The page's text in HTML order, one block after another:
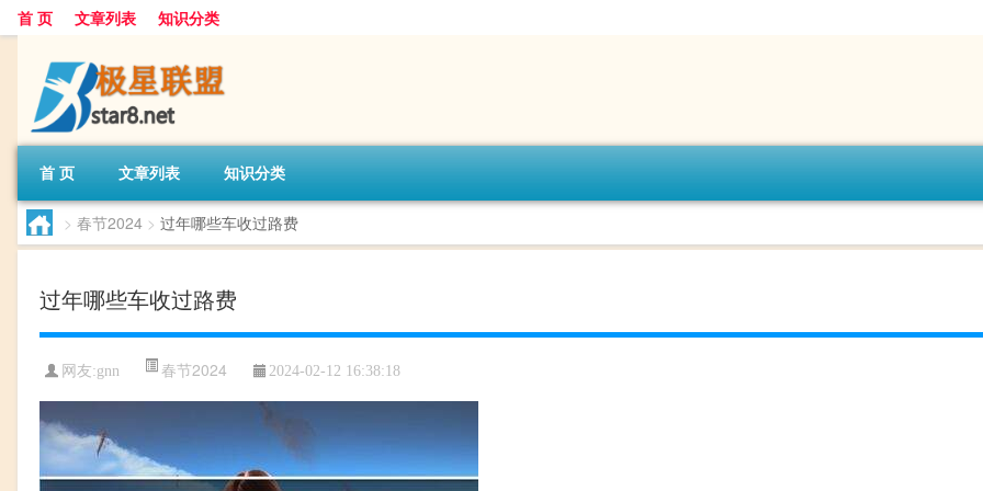
首 页 文章列表 知识分类
首 页 文章列表 知识分类
> 春节2024 > 过年哪些车收过路费
过年哪些车收过路费
网友:gnn 春节2024 2024-02-12 16:38:18